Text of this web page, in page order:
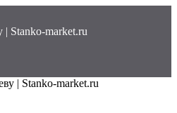
| Stanko-market.ru